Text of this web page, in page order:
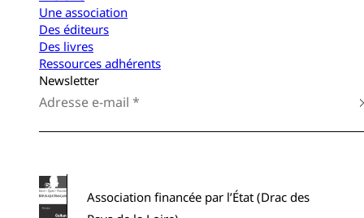
Une association
Des éditeurs
Des livres
Ressources adhérents
Newsletter
Association financée par l’État (Drac des